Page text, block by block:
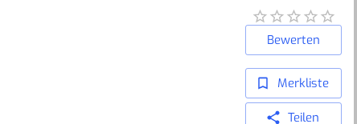
Bewerten
Merkliste
Teilen